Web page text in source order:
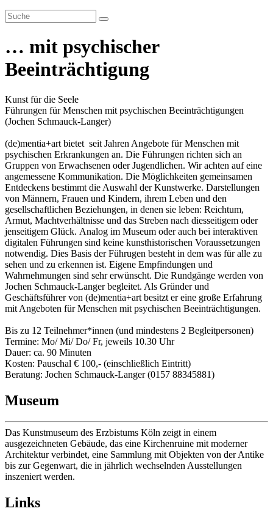
… mit psychischer
Beeinträchtigung
Kunst für die Seele
Führungen für Menschen mit psychischen Beeinträchtigungen
(Jochen Schmauck-Langer)
(de)mentia+art bietet seit Jahren Angebote für Menschen mit
psychischen Erkrankungen an. Die Führungen richten sich an
Gruppen von Erwachsenen oder Jugendlichen. Wir achten auf eine
angemessene Kommunikation. Die Möglichkeiten gemeinsamen
Entdeckens bestimmt die Auswahl der Kunstwerke. Darstellungen
von Männern, Frauen und Kindern, ihrem Leben und den
gesellschaftlichen Beziehungen, in denen sie leben: Reichtum,
Armut, Machtverhältnisse und das Streben nach diesseitigem oder
jenseitigem Glück. Analog im Museum oder auch bei interaktiven
digitalen Führungen sind keine kunsthistorischen Voraussetzungen
notwendig. Dies Basis der Führugen besteht in dem was für alle zu
sehen und zu erkennen ist. Eigene Empfindungen und
Wahrnehmungen sind sehr erwünscht. Die Rundgänge werden von
Jochen Schmauck-Langer begleitet. Als Gründer und
Geschäftsführer von (de)mentia+art besitzt er eine große Erfahrung
mit Angeboten für Menschen mit psychischen Beeinträchtigungen.
Bis zu 12 Teilnehmer*innen (und mindestens 2 Begleitpersonen)
Termine: Mo/ Mi/ Do/ Fr, jeweils 10.30 Uhr
Dauer: ca. 90 Minuten
Kosten: Pauschal € 100,- (einschließlich Eintritt)
Beratung: Jochen Schmauck-Langer (0157 88345881)
Museum
Das Kunstmuseum des Erzbistums Köln zeigt in einem
ausgezeichneten Gebäude, das eine Kirchenruine mit moderner
Architektur verbindet, eine Sammlung mit Objekten von der Antike
bis zur Gegenwart, die in jährlich wechselnden Ausstellungen
inszeniert werden.
Links